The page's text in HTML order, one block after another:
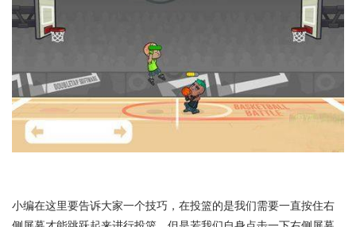
小编在这里要告诉大家一个技巧，在投篮的是我们需要一直按住右